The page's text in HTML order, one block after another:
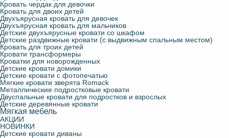
Кровать чердак для девочки
Кровать для двоих детей
Двухъярусная кровать для девочек
Двухъярусная кровать для мальчиков
Детские двухъярусные кровати со шкафом
Детские раздвижные кровати (с выдвижным спальным местом)
Кровать для троих детей
Кровати трансформеры
Кроватки для новорожденных
Детские кровати домики
Детские кровати с фотопечатью
Мягкие кровати зверята Romack
Металлические подростковые кровати
Двуспальные кровати для подростков и взрослых
Детские деревянные кровати
Мягкая мебель
АКЦИИ
НОВИНКИ
Детские кровати диваны